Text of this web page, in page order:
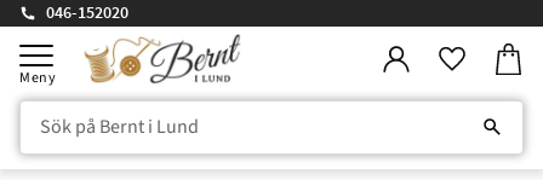
Meny
046-152020